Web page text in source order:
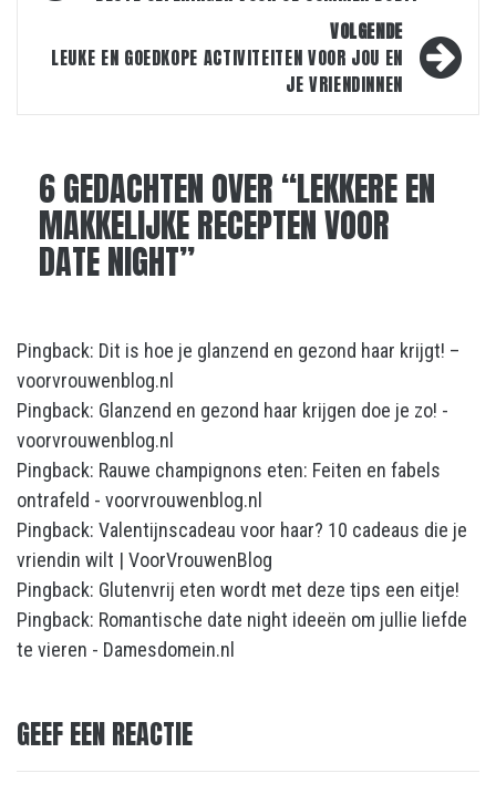
VOLGENDE
LEUKE EN GOEDKOPE ACTIVITEITEN VOOR JOU EN
JE VRIENDINNEN
6 GEDACHTEN OVER “LEKKERE EN
MAKKELIJKE RECEPTEN VOOR
DATE NIGHT”
Pingback: Dit is hoe je glanzend en gezond haar krijgt! –
voorvrouwenblog.nl
Pingback: Glanzend en gezond haar krijgen doe je zo! -
voorvrouwenblog.nl
Pingback: Rauwe champignons eten: Feiten en fabels
ontrafeld - voorvrouwenblog.nl
Pingback: Valentijnscadeau voor haar? 10 cadeaus die je
vriendin wilt | VoorVrouwenBlog
Pingback: Glutenvrij eten wordt met deze tips een eitje!
Pingback: Romantische date night ideeën om jullie liefde
te vieren - Damesdomein.nl
GEEF EEN REACTIE